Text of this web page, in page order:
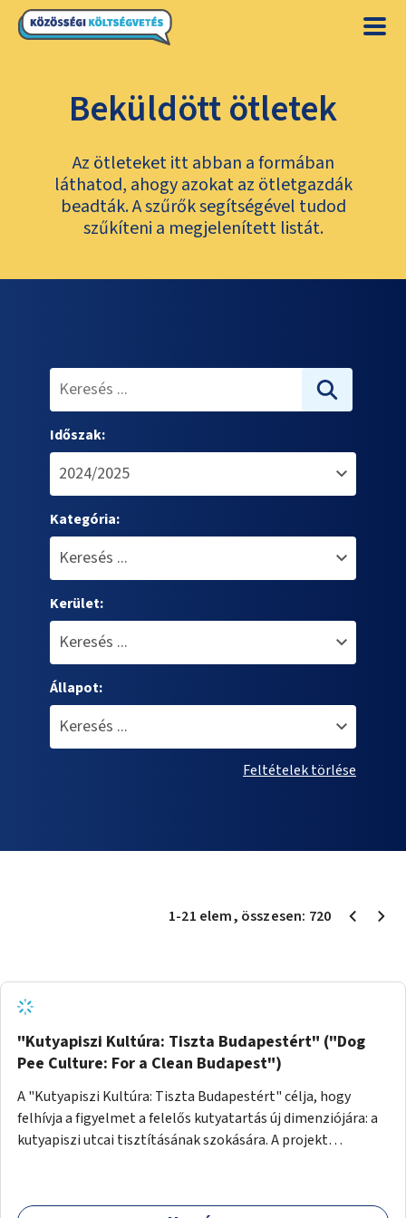
Beküldött ötletek
Az ötleteket itt abban a formában
láthatod, ahogy azokat az ötletgazdák
beadták. A szűrők segítségével tudod
szűkíteni a megjelenített listát.
Időszak:
Kategória:
Kerület:
Állapot:
Feltételek törlése
1-21 elem, összesen: 720
"Kutyapiszi Kultúra: Tiszta Budapestért" ("Dog
Pee Culture: For a Clean Budapest")
A "Kutyapiszi Kultúra: Tiszta Budapestért" célja, hogy
felhívja a figyelmet a felelős kutyatartás új dimenziójára: a
kutyapiszi utcai tisztításának szokására. A projekt
palack vízzel öblítsék le azt, ezzel hozzájárulva a tiszta,